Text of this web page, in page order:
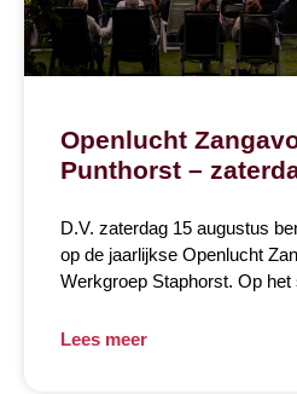
Openlucht
Punthorst –
D.V. zaterdag 15 augustus
op de jaarlijkse Openlucht
Werkgroep Staphorst. Op het
Lees meer